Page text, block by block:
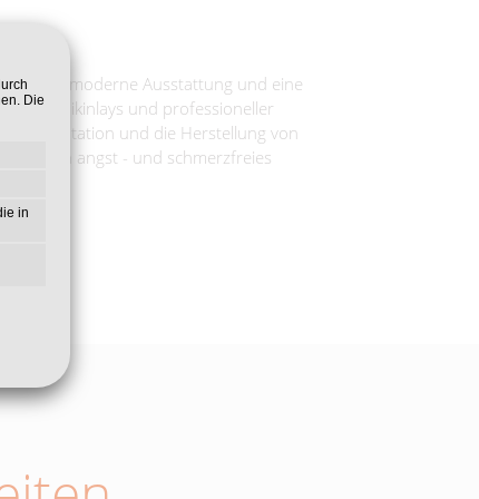
Die
in
eine moderne Ausstattung und eine
Keramikinlays und professioneller
Implantation und die Herstellung von
so ein angst - und schmerzfreies